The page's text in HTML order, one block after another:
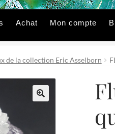
Achat Mon compte
de la collection Eric Asselborn